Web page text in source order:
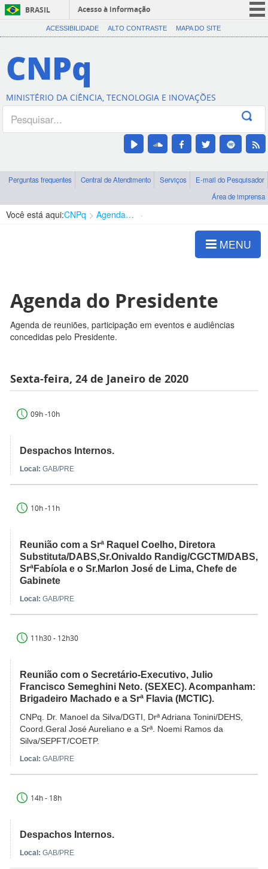
BRASIL
Acesso à informação
CORONAVÍRUS (COVID-19)
Canais
ACESSIBILIDADE ALTO CONTRASTE MAPA DO SITE
CNPq
MINISTÉRIO DA CIÊNCIA, TECNOLOGIA E INOVAÇÕES
Perguntas frequentes Central de Atendimento Serviços
E-mail do Pesquisador
Área de imprensa
Você está aqui:CNPq Agenda de autoridades
MENU
Agenda do Presidente
Agenda de reuniões, participação em eventos e audiências
concedidas pelo Presidente.
Sexta-feira, 24 de Janeiro de 2020
09h -10h
Despachos Internos.
Local: GAB/PRE
10h -11h
Reunião com a Srª Raquel Coelho, Diretora
Substituta/DABS,Sr.Onivaldo Randig/CGCTM/DABS,
SrªFabíola e o Sr.Marlon José de Lima, Chefe de
Gabinete
Local: GAB/PRE
11h30 - 12h30
Reunião com o Secretário-Executivo, Julio
Francisco Semeghini Neto. (SEXEC). Acompanham:
Brigadeiro Machado e a Srª Flavia (MCTIC).
CNPq. Dr. Manoel da Silva/DGTI, Drª Adriana Tonini/DEHS,
Coord.Geral José Aureliano e a Srª. Noemi Ramos da
Silva/SEPFT/COETP.
Local: GAB/PRE
14h - 18h
Despachos Internos.
Local: GAB/PRE